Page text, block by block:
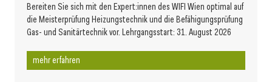
Bereiten Sie sich mit den Expert:innen des WIFI Wien optimal auf
die Meisterprüfung Heizungstechnik und die Befähigungsprüfung
Gas- und Sanitärtechnik vor. Lehrgangsstart: 31. August 2026
mehr erfahren